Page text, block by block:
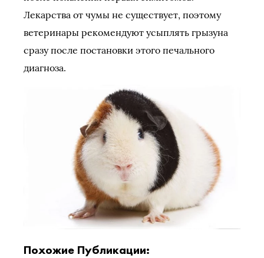
Лекарства от чумы не существует, поэтому
ветеринары рекомендуют усыплять грызуна
сразу после постановки этого печального
диагноза.
Похожие Публикации: